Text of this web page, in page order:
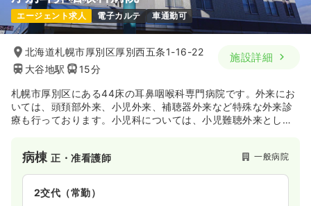
エージェント求人 電子カルテ 車通勤可
北海道札幌市厚別区厚別西五条1-16-22
大谷地駅
15分
施設詳細
札幌市厚別区にある44床の耳鼻咽喉科専門病院です。外来にお
いては、頭頚部外来、小児外来、補聴器外来など特殊な外来診
療も行っております。小児科については、小児難聴外来として
き、勉強することができる教育体制に強みを持つ病院です。
病棟正・准看護師 一般病院
2交代（常勤）